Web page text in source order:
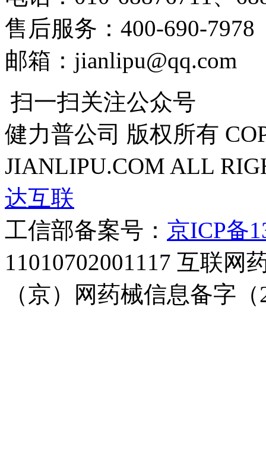
售后服务：400-690-7978
邮箱：jianlipu@qq.com
扫一扫关注公众号
健力普公司 版权所有
JIANLIPU.COM ALL
达互联
工信部备案号： 京ICP备
11010702001117 互联网
（京）网药械信息备字